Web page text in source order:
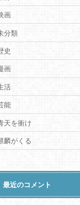
画
分類
史
画
活
能
天を衝け
麟がくる
最近のコメント